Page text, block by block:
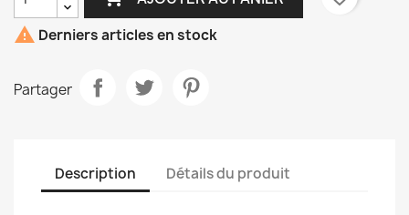
 Derniers articles en stock
Partager
Description Détails du produit